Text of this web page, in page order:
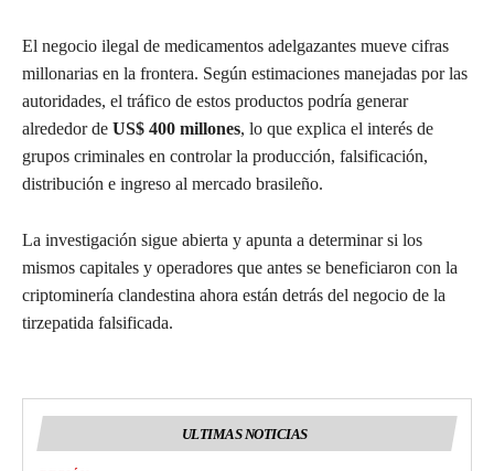
El negocio ilegal de medicamentos adelgazantes mueve cifras
millonarias en la frontera. Según estimaciones manejadas por las
autoridades, el tráfico de estos productos podría generar
alrededor de US$ 400 millones, lo que explica el interés de
grupos criminales en controlar la producción, falsificación,
distribución e ingreso al mercado brasileño.
La investigación sigue abierta y apunta a determinar si los
mismos capitales y operadores que antes se beneficiaron con la
criptominería clandestina ahora están detrás del negocio de la
tirzepatida falsificada.
ULTIMAS NOTICIAS